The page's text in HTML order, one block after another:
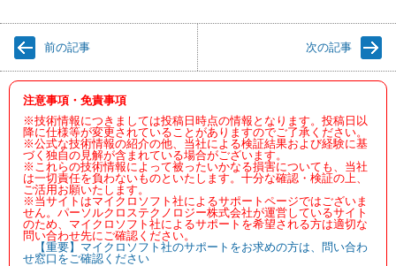
前の記事 次の記事
注意事項・免責事項
※技術情報につきましては投稿日時点の情報となります。投稿日以
降に仕様等が変更されていることがありますのでご了承ください。
※公式な技術情報の紹介の他、当社による検証結果および経験に基
づく独自の見解が含まれている場合がございます。
※これらの技術情報によって被ったいかなる損害についても、当社
は一切責任を負わないものといたします。十分な確認・検証の上、
ご活用お願いたします。
※当サイトはマイクロソフト社によるサポートページではございま
せん。パーソルクロステクノロジー株式会社が運営しているサイト
のため、マイクロソフト社によるサポートを希望される方は適切な
問い合わせ先にご確認ください。
【重要】マイクロソフト社のサポートをお求めの方は、問い合わ
せ窓口をご確認ください